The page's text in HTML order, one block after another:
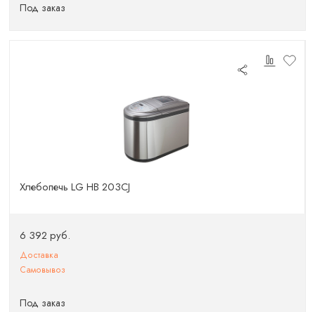
Под заказ
Хлебопечь LG HB 203CJ
6 392 руб.
Доставка
Самовывоз
Под заказ